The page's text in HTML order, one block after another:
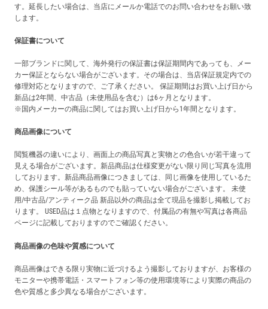
す。延長したい場合は、当店にメールか電話でのお問い合わせをお願い致
します。
保証書について
一部ブランドに関して、海外発行の保証書は保証期間内であっても、メー
カー保証とならない場合がございます。その場合は、当店保証規定内での
修理対応となりますので、ご了承ください。 保証期間はお買い上げ日から
新品は2年間、中古品（未使用品を含む）は6ヶ月となります。
※国内メーカーの商品に関してはお買い上げ日から1年間となります。
商品画像について
閲覧機器の違いにより、画面上の商品写真と実物との色合いが若干違って
見える場合がございます。新品商品は仕様変更がない限り同じ写真を流用
しております。新品商品画像につきましては、同じ画像を使用しているた
め、保護シール等があるものでも貼っていない場合がございます。 未使
用/中古品/アンティーク品 新品以外の商品は全て現品を撮影し掲載してお
ります。 USED品は１点物となりますので、付属品の有無や写真は各商品
ページに記載しておりますのでご確認ください。
商品画像の色味や質感について
商品画像はできる限り実物に近づけるよう撮影しておりますが、お客様の
モニターや携帯電話・スマートフォン等の使用環境等により実際の商品の
色や質感と多少異なる場合がございます。